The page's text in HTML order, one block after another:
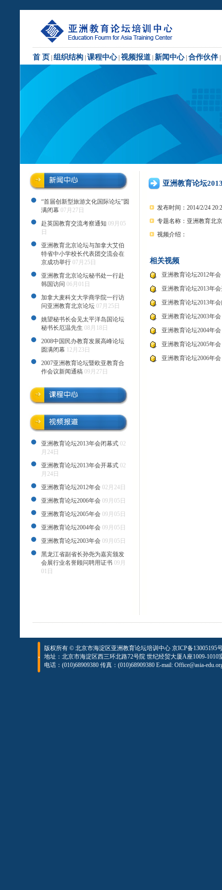
首 页 组织结构 课程中心| 视频报道 新闻中心| 合作伙伴|
“首届创新型旅游文化国际论坛”圆
满闭幕 07月27日
赴英国教育交流考察通知 09月05
日
亚洲教育北京论坛与加拿大艾伯
特省中小学校长代表团交流会在
京成功举行 07月25日
亚洲教育北京论坛秘书处一行赴
韩国访问 06月01日
加拿大麦科文大学商学院一行访
问亚洲教育北京论坛 07月25日
姚望秘书长会见太平洋岛国论坛
秘书长厄温先生 08月18日
2008中国民办教育发展高峰论坛
圆满闭幕 12月23日
2007亚洲教育论坛暨欧亚教育合
作会议新闻通稿 09月27日
亚洲教育论坛2013年会闭幕式 02
月24日
亚洲教育论坛2013年会开幕式 02
月24日
亚洲教育论坛2012年会 02月24日
亚洲教育论坛2006年会 09月05日
亚洲教育论坛2005年会 09月05日
亚洲教育论坛2004年会 09月05日
亚洲教育论坛2003年会 09月05日
黑龙江省副省长孙尧为嘉宾颁发
会展行业名誉顾问聘用证书 09月
01日
亚洲教育论坛
发布时间：2014/2/24
专题名称：亚洲教育北
视频介绍：
相关视频
亚洲教育论坛2012年会
亚洲教育论坛2013年
亚洲教育论坛2013年
亚洲教育论坛2003年会
亚洲教育论坛2004年会
亚洲教育论坛2005年会
亚洲教育论坛2006年会
版权所有 © 北京市海淀区亚洲教育论坛培训中心 京ICP备13005195
地址：北京市海淀区西三环北路72号院 世纪经贸大厦A座1009-1010
电话：(010)68909380 传真：(010)68909380 E-mail: Office@asia-